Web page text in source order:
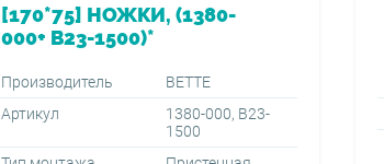
[170*75] НОЖКИ, (1380-
000+ B23-1500)*
Производитель
BETTE
Артикул
1380-000, B23-
1500